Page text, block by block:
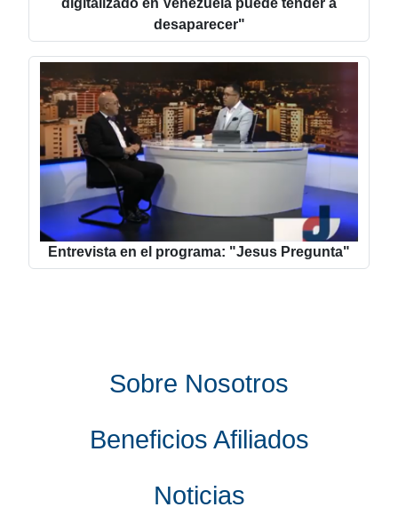
desaparecer"
Entrevista en el programa: "Jesus Pregunta"
Sobre Nosotros
Beneficios Afiliados
Noticias